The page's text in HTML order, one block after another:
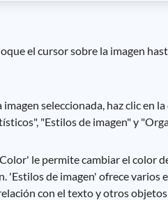
el cursor sobre la imagen
seleccionada, haz clic en
"Estilos de imagen" y
le permite cambiar el color
de imagen' ofrece varios
con el texto y otros